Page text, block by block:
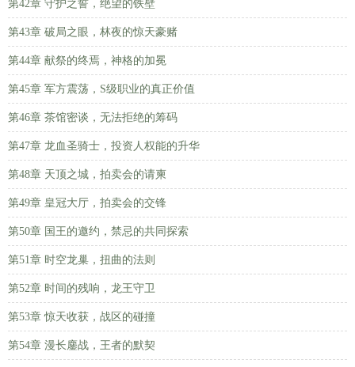
第42章 守护之誓，绝望的铁壁
第43章 破局之眼，林夜的惊天豪赌
第44章 献祭的终焉，神格的加冕
第45章 军方震荡，S级职业的真正价值
第46章 茶馆密谈，无法拒绝的筹码
第47章 龙血圣骑士，投资人权能的升华
第48章 天顶之城，拍卖会的请柬
第49章 皇冠大厅，拍卖会的交锋
第50章 国王的邀约，禁忌的共同探索
第51章 时空龙巢，扭曲的法则
第52章 时间的残响，龙王守卫
第53章 惊天收获，战区的碰撞
第54章 漫长鏖战，王者的默契